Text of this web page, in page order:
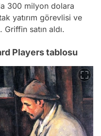
300 milyon dolara
yatırım görevlisi ve
satın aldı.
Players tablosu